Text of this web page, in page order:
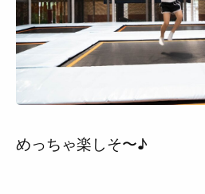
めっちゃ楽しそ〜♪